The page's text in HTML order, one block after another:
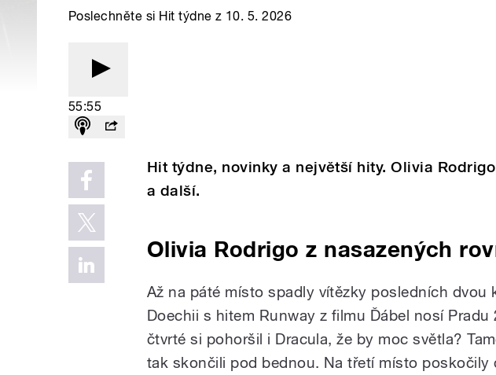
Poslechněte si Hit týdne z 10. 5. 2026
55:55
Hit týdne, novinky a největší hity. Olivia
a další.
Olivia Rodrigo z nasazených
Až na páté místo spadly vítězky posledních dvou
Doechii s hitem Runway z filmu Ďábel nosí Pradu
čtvrté si pohoršil i Dracula, že by moc světla?
tak skončili pod bednou. Na třetí místo poskočily